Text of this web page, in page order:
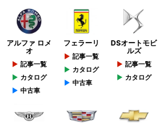
アルファ ロメ
オ
記事一覧
カタログ
中古車
フェラーリ
記事一覧
カタログ
中古車
DSオートモビ
ルズ
記事一覧
カタログ